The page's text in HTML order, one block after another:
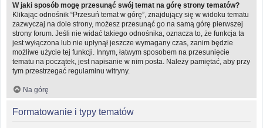
W jaki sposób mogę przesunąć swój temat na górę strony tematów?
Klikając odnośnik “Przesuń temat w górę”, znajdujący się w widoku tematu
zazwyczaj na dole strony, możesz przesunąć go na samą górę pierwszej
strony forum. Jeśli nie widać takiego odnośnika, oznacza to, że funkcja ta
jest wyłączona lub nie upłynął jeszcze wymagany czas, zanim będzie
możliwe użycie tej funkcji. Innym, łatwym sposobem na przesunięcie
tematu na początek, jest napisanie w nim posta. Należy pamiętać, aby przy
tym przestrzegać regulaminu witryny.
Na górę
Formatowanie i typy tematów